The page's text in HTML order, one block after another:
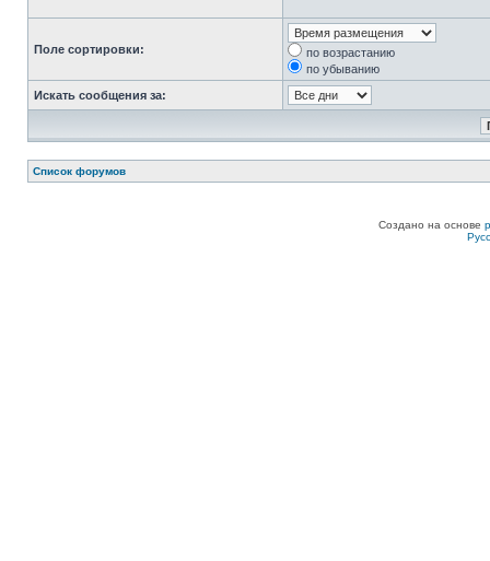
Поле сортировки:
по возрастанию
по убыванию
Искать сообщения за:
Список форумов
Создано на основе